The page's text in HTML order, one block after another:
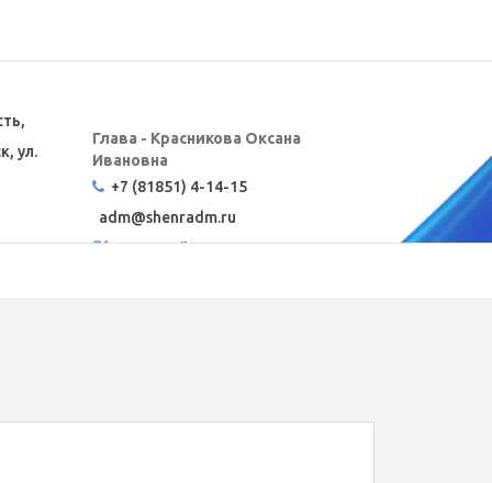
ул.
Глава - Красникова Оксана
Ивановна
+7 (81851) 4-14-15
adm@shenradm.ru
Карта сайта